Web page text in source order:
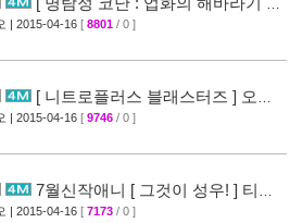
공개 [40]
| 2015-04-16 [ 8801 / 0 ]
[ 니트로플러스 블래스터즈 ] 오프
공개 [32]
| 2015-04-16 [ 9746 / 0 ]
7월신작애니 [ 그것이 성우! ] 티저
[26]
| 2015-04-16 [ 7173 / 0 ]